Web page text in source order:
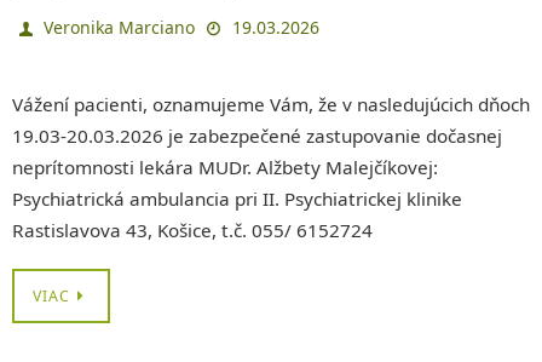
Veronika Marciano 19.03.2026
Vážení pacienti, oznamujeme Vám, že v nasledujúcich dňoch
19.03-20.03.2026 je zabezpečené zastupovanie dočasnej
neprítomnosti lekára MUDr. Alžbety Malejčíkovej:
Psychiatrická ambulancia pri II. Psychiatrickej klinike
Rastislavova 43, Košice, t.č. 055/ 6152724
VIAC